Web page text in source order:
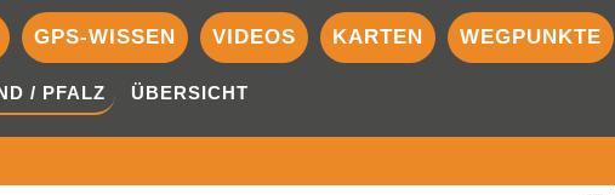
GPS-WISSEN VIDEOS KARTEN WEGPUNKTE
/ PFALZ ÜBERSICHT